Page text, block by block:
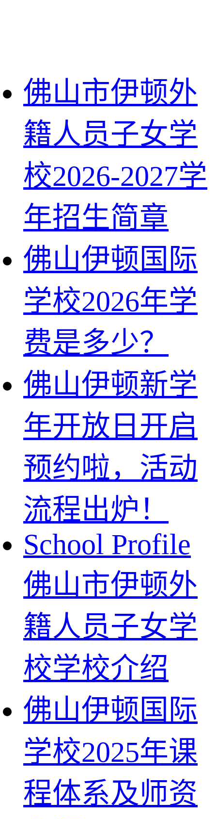
佛山市伊顿外
籍人员子女学
校2026-2027学
年招生简章
佛山伊顿国际
学校2026年学
费是多少？
佛山伊顿新学
年开放日开启
预约啦，活动
流程出炉！
School Profile
佛山市伊顿外
籍人员子女学
校学校介绍
佛山伊顿国际
学校2025年课
程体系及师资